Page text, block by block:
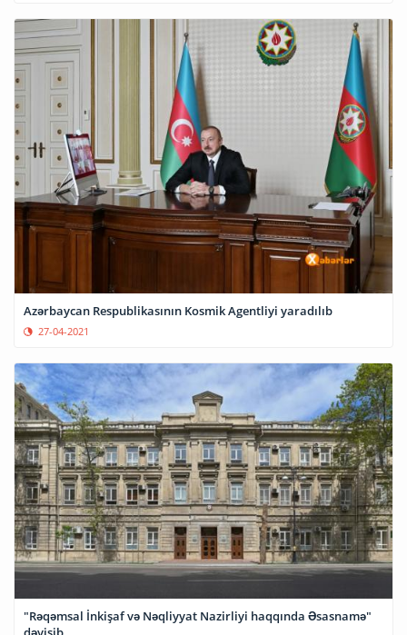
Azərbaycan Respublikasının Kosmik Agentliyi yaradılıb
27-04-2021
"Rəqəmsal İnkişaf və Nəqliyyat Nazirliyi haqqında Əsasnamə"